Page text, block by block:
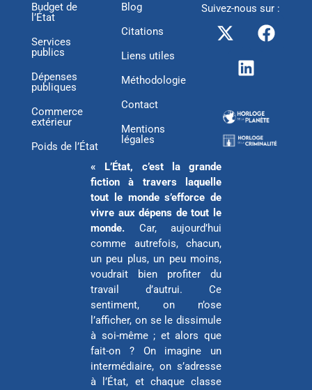
Budget de
l’État
Services
publics
Dépenses
publiques
Commerce
extérieur
Poids de l’État
Blog
Citations
Liens utiles
Méthodologie
Contact
Mentions
légales
Suivez-nous sur :
X
-
t
t
e
F
a
o
k
n
k
d
i
n
« L’État, c’est la grande
fiction à travers laquelle
tout le monde s’efforce de
vivre aux dépens de tout le
monde. Car, aujourd’hui
comme autrefois, chacun,
un peu plus, un peu moins,
voudrait bien profiter du
travail d’autrui. Ce
sentiment, on n’ose
l’afficher, on se le dissimule
à soi-même ; et alors que
fait-on ? On imagine un
intermédiaire, on s’adresse
à l’État, et chaque classe